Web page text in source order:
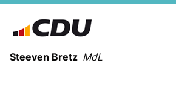
Steeven Bretz MdL